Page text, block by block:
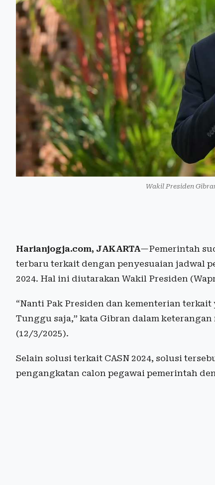
Wakil Presiden
Harianjogja.com, JAKARTA—Pemerintah
terbaru terkait dengan penyesuaian jadwal
2024. Hal ini diutarakan Wakil Presiden
“Nanti Pak Presiden dan kementerian
Tunggu saja,” kata Gibran dalam
(12/3/2025).
Selain solusi terkait CASN 2024, solusi
pengangkatan calon pegawai pemerintah